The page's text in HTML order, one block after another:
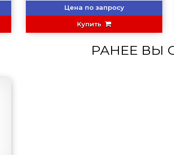
Цена по запросу
Купить
РАНЕЕ ВЫ